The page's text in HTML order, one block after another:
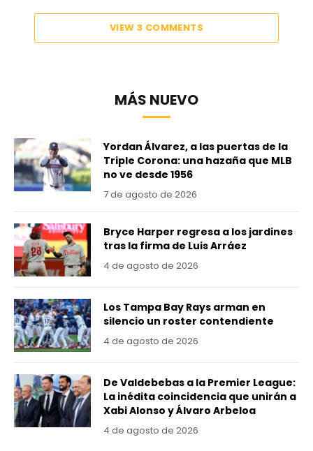
VIEW 3 COMMENTS
MÁS NUEVO
Yordan Álvarez, a las puertas de la
Triple Corona: una hazaña que MLB
no ve desde 1956
7 de agosto de 2026
Bryce Harper regresa a los jardines
tras la firma de Luis Arráez
4 de agosto de 2026
Los Tampa Bay Rays arman en
silencio un roster contendiente
4 de agosto de 2026
De Valdebebas a la Premier League:
La inédita coincidencia que unirán a
Xabi Alonso y Álvaro Arbeloa
4 de agosto de 2026